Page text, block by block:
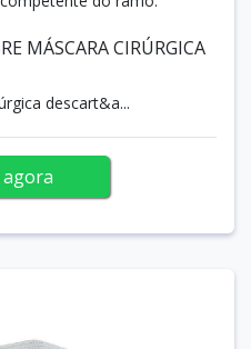
MÁSCARA CIRÚRGICA
descart&a...